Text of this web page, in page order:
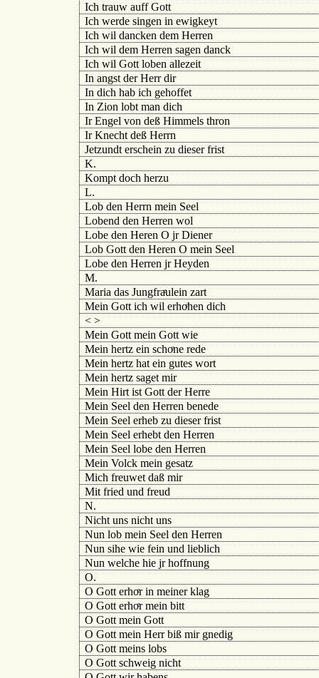
Ich trauw auff Gott
Ich werde singen in ewigkeyt
Ich wil dancken dem Herren
Ich wil dem Herren sagen danck
Ich wil Gott loben allezeit
In angst der Herr dir
In dich hab ich gehoffet
In Zion lobt man dich
Ir Engel von deß Himmels thron
Ir Knecht deß Herrn
Jetzundt erschein zu dieser frist
Κ.
Kompt doch herzu
L.
Lob den Herrn mein Seel
Lobend den Herren wol
Lobe den Heren O jr Diener
Lob Gott den Heren O mein Seel
Lobe den Herren jr Heyden
M.
Maria das Jungfraͤulein zart
Mein Gott ich wil erhoͤhen dich
< >
Mein Gott mein Gott wie
Mein hertz ein schoͤne rede
Mein hertz hat ein gutes wort
Mein hertz saget mir
Mein Hirt ist Gott der Herre
Mein Seel den Herren benede
Mein Seel erheb zu dieser frist
Mein Seel erhebt den Herren
Mein Seel lobe den Herren
Mein Volck mein gesatz
Mich freuwet daß mir
Mit fried und freud
N.
Nicht uns nicht uns
Nun lob mein Seel den Herren
Nun sihe wie fein und lieblich
Nun welche hie jr hoffnung
Ο.
O Gott erhoͤr in meiner klag
O Gott erhoͤr mein bitt
O Gott mein Gott
O Gott mein Herr biß mir gnedig
O Gott meins lobs
O Gott schweig nicht